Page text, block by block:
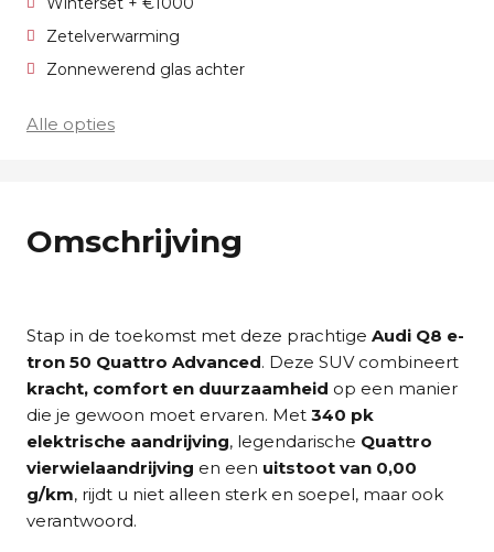
Zetelverwarming
Zonnewerend glas achter
Alle opties
Omschrijving
Stap in de toekomst met deze prachtige Audi Q8 e-
tron 50 Quattro Advanced. Deze SUV combineert
kracht, comfort en duurzaamheid op een manier
die je gewoon moet ervaren. Met 340 pk
elektrische aandrijving, legendarische Quattro
vierwielaandrijving en een uitstoot van 0,00
g/km, rijdt u niet alleen sterk en soepel, maar ook
verantwoord.